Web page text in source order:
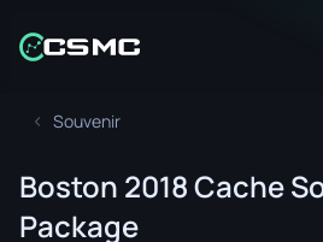
Souvenir
Boston 2018 Cache
Package